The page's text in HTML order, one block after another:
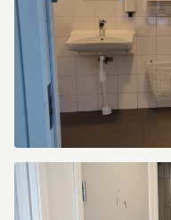
Industrivägen